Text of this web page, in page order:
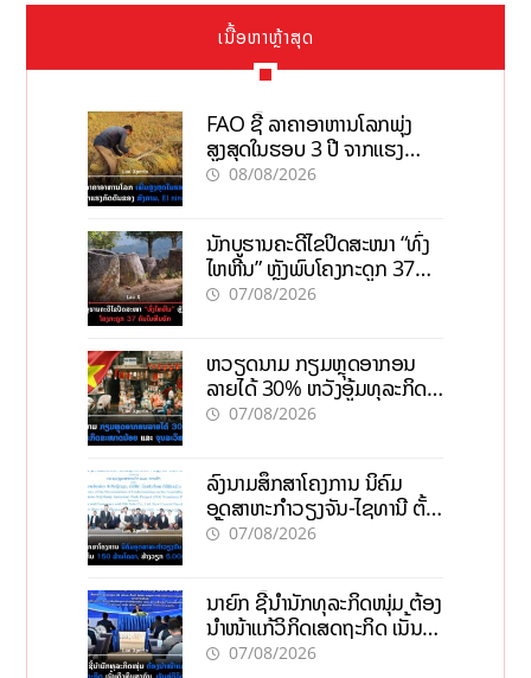
ເນື້ອຫາຫຼ້າສຸດ
FAO ຊີ້ ລາຄາອາຫານໂລກພຸ່ງ
ສູງສຸດໃນຮອບ 3 ປີ ຈາກແຮງ
ກົດດັນຂອງສົງຄາມ, El nino
08/08/2026
ນັກບູຮານຄະດີໄຂປິດສະໜາ “ທົ່ງ
ໄຫຫີນ” ຫຼັງພົບໂຄງກະດູກ 37
ຄົນໃນຫີນຍັກ
07/08/2026
ຫວຽດນາມ ກຽມຫຼຸດອາກອນ
ລາຍໄດ້ 30% ຫວັງອູ້ມທຸລະກິດ
ຂະໜາດນ້ອຍ ແລະ ຈຸນລະ
07/08/2026
ລົງນາມສຶກສາໂຄງການ ນິຄົມ
ອຸດສາຫະກຳວຽງຈັນ-ໄຊທານີ ຕັ້ງ
ເປົ້າດຶງທຶນ 150 ລ້ານໂດລາ, ສ້າງ
07/08/2026
ນາຍົກ ຊີ້ນຳນັກທຸລະກິດໜຸ່ມ ຕ້ອງ
ນຳໜ້າແກ້ວິກິດເສດຖະກິດ ເນັ້ນດຶງ
ທຶນສາກົນ, ຫັນສູ່ດິຈິຕອນ
07/08/2026